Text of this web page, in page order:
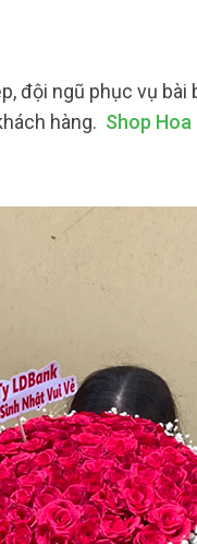
đội ngũ phục vụ
hàng. Shop